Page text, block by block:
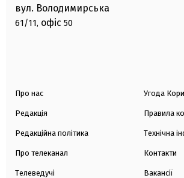
вул. Володимирська
61/11, офіс 50
Про нас
Редакція
Редакційна політика
Про телеканал
Телеведучі
Угода
Правила
Технічна
Контакти
Вакансії